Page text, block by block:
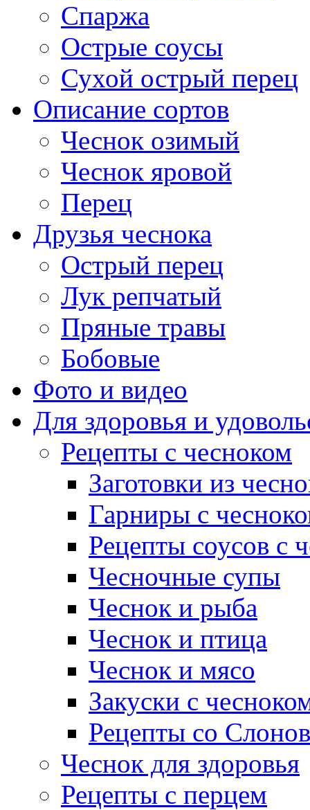
Спаржа
Острые соусы
Сухой острый перец
Описание сортов
Чеснок озимый
Чеснок яровой
Перец
Друзья чеснока
Острый перец
Лук репчатый
Пряные травы
Бобовые
Фото и видео
Для здоровья и
Рецепты с чесноком
Заготовки из
Гарниры с
Рецепты соусов с
Чесночные супы
Чеснок и рыба
Чеснок и птица
Чеснок и мясо
Закуски с
Рецепты со
Чеснок для здоровья
Рецепты с перцем